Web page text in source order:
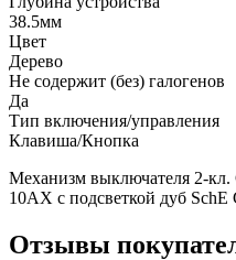
38.5мм
Цвет
Дерево
Не содержит (без) галогенов
Да
Тип включения/управления
Клавиша/Кнопка
Механизм выключателя 2-
10AX с подсветкой дуб SchE
Отзывы